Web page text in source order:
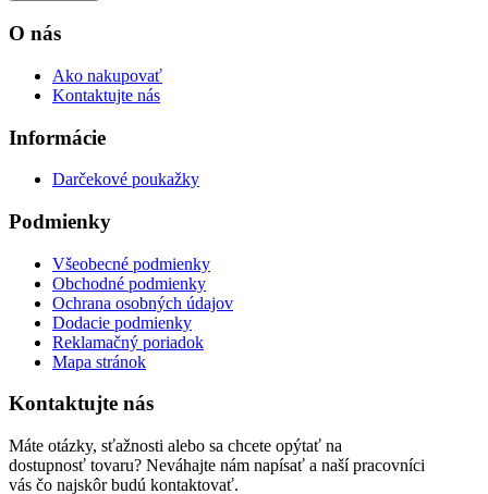
O nás
Ako nakupovať
Kontaktujte nás
Informácie
Darčekové poukažky
Podmienky
Všeobecné podmienky
Obchodné podmienky
Ochrana osobných údajov
Dodacie podmienky
Reklamačný poriadok
Mapa stránok
Kontaktujte nás
Máte otázky, sťažnosti alebo sa chcete opýtať na
dostupnosť tovaru? Neváhajte nám napísať a naší pracovníci
vás čo najskôr budú kontaktovať.